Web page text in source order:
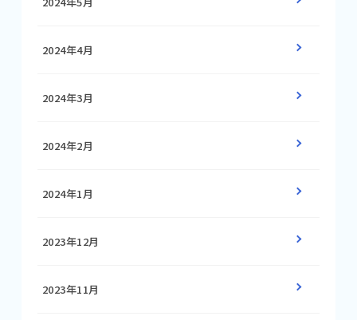
2024年4月
2024年3月
2024年2月
2024年1月
2023年12月
2023年11月